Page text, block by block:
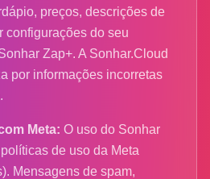
preços, descrições de
configurações do seu
Zap+. A Sonhar.Cloud
por informações incorretas
Meta: O uso do Sonhar
de uso da Meta
Mensagens de spam,